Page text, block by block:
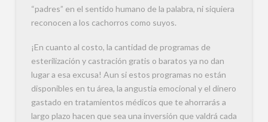
“padres” en el sentido humano de la palabra, ni siquiera
reconocen a los cachorros como suyos.
¡En cuanto al costo, la cantidad de programas de
esterilización y castración gratis o baratos ya no dan
lugar a esa excusa! Aun si estos programas no están
disponibles en tu área, la angustia emocional y el dinero
gastado en tratamientos médicos que te ahorrarás a
largo plazo hacen que sea una inversión que valdrá cada